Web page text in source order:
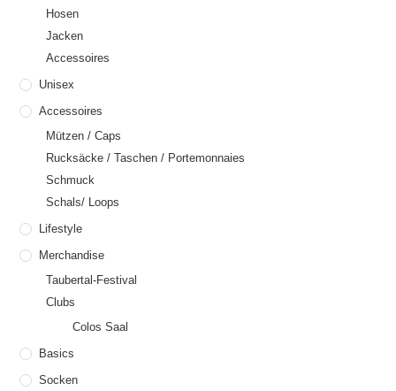
Hosen
Jacken
Accessoires
Unisex
Accessoires
Mützen / Caps
Rucksäcke / Taschen / Portemonnaies
Schmuck
Schals/ Loops
Lifestyle
Merchandise
Taubertal-Festival
Clubs
Colos Saal
Basics
Socken